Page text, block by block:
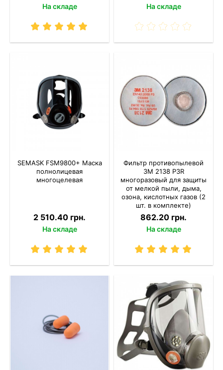
На складе На складе
SEMASK FSM9800+ Маска
полнолицевая
многоцелевая
2 510.40 грн.
На складе
Фильтр противопылевой
3M 2138 P3R
многоразовый для защиты
от мелкой пыли, дыма,
озона, кислотных газов (2
шт. в комплекте)
862.20 грн.
На складе